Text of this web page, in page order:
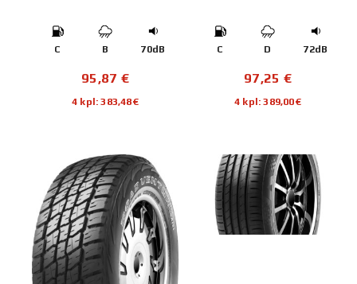
C B 70dB
95,87 €
4 kpl: 383,48€
C D 72dB
97,25 €
4 kpl: 389,00€